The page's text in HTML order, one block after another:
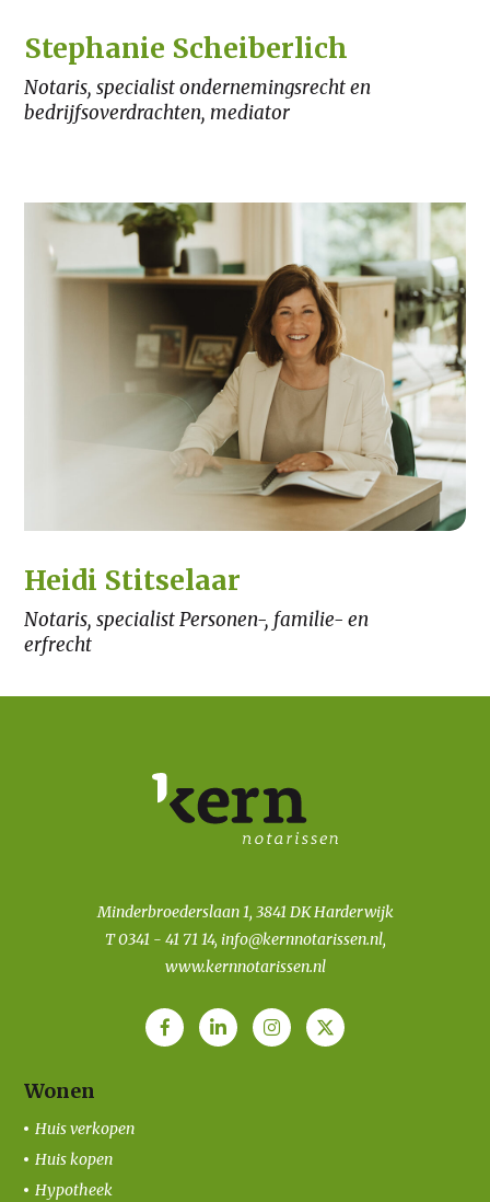
Stephanie Scheiberlich
Notaris, specialist ondernemingsrecht en
bedrijfsoverdrachten, mediator
Heidi Stitselaar
Notaris, specialist Personen-, familie- en
erfrecht
Minderbroederslaan 1, 3841 DK Harderwijk
T0341 - 41 71 14, info@kernnotarissen.nl,
www.kernnotarissen.nl
Wonen
Huis verkopen
Huis kopen
Hypotheek